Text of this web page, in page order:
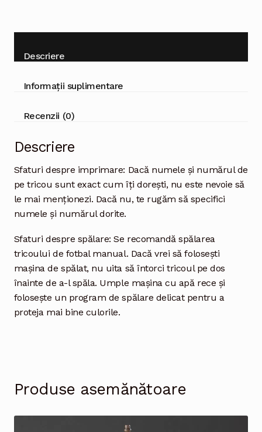
Descriere
Informații suplimentare
Recenzii (0)
Descriere
Sfaturi despre imprimare: Dacă numele și numărul de
pe tricou sunt exact cum îți dorești, nu este nevoie să
le mai menționezi. Dacă nu, te rugăm să specifici
numele și numărul dorite.
Sfaturi despre spălare: Se recomandă spălarea
tricoului de fotbal manual. Dacă vrei să folosești
mașina de spălat, nu uita să întorci tricoul pe dos
înainte de a-l spăla. Umple mașina cu apă rece și
folosește un program de spălare delicat pentru a
proteja mai bine culorile.
Produse asemănătoare